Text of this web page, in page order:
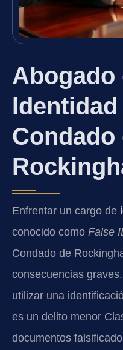
Abogado
Condado
Enfrentar un cargo de
conocido como False
Condado de
consecuencias
utilizar una
es un delito menor
documentos